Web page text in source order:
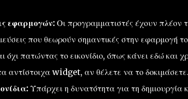
εφαρμογών:Οι προγραμματιστές έχουν πλέον
που θεωρούν σημαντικές στην εφαρμογή
όχι πατώντας το εικονίδιο, όπως κάνει εδώ
αντίστοιχα widget, αν θέλετε να το δοκιμάσετε.
Υπάρχει η δυνατότητα για τη δημιουργία